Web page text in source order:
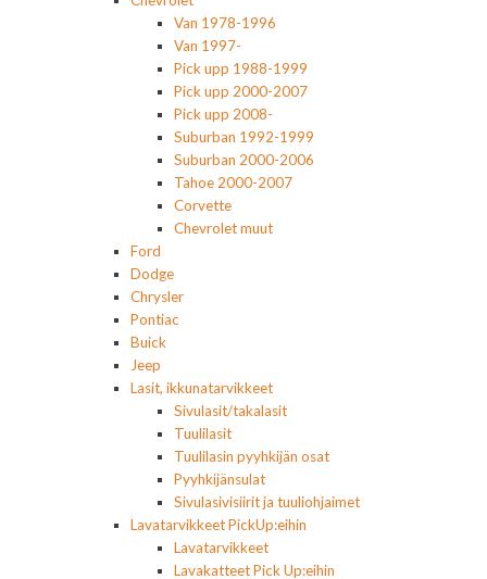
Van 1978-1996
Van 1997-
Pick upp 1988-1999
Pick upp 2000-2007
Pick upp 2008-
Suburban 1992-1999
Suburban 2000-2006
Tahoe 2000-2007
Corvette
Chevrolet muut
Ford
Dodge
Chrysler
Pontiac
Buick
Jeep
Lasit, ikkunatarvikkeet
Sivulasit/takalasit
Tuulilasit
Tuulilasin pyyhkijän osat
Pyyhkijänsulat
Sivulasivisiirit ja tuuliohjaimet
Lavatarvikkeet PickUp:eihin
Lavatarvikkeet
Lavakatteet Pick Up:eihin